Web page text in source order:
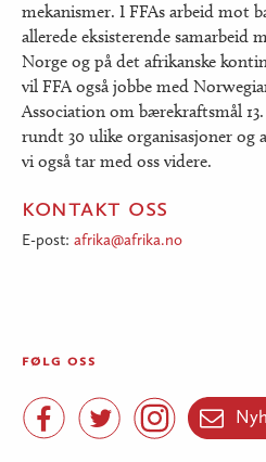
mekanismer. I FFAs arbeid mot
allerede eksisterende samarbeid
Norge og på det afrikanske
vil FFA også jobbe med
Association om bærekraftsmål
rundt 30 ulike organisasjoner og
vi også tar med oss videre.
kontakt oss
E-post: afrika@afrika.no
følg oss
Facebook
 Twitter
 InstagramNyhetsbrev
